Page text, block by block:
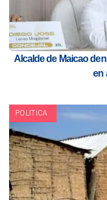
Alcalde de Maicao
en
POLITICA